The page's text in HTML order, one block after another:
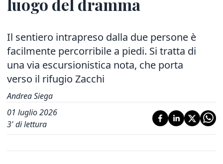
Il sentiero intrapreso dalla due persone è
facilmente percorribile a piedi. Si tratta di
una via escursionistica nota, che porta
verso il rifugio Zacchi
Andrea Siega
01 luglio 2026
3' di lettura